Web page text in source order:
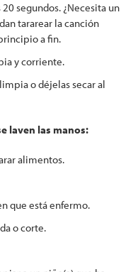
segundos. ¿Necesita un
tararear la canción
a fin.
y corriente.
o déjelas secar al
laven las manos:
alimentos.
que está enfermo.
o corte.